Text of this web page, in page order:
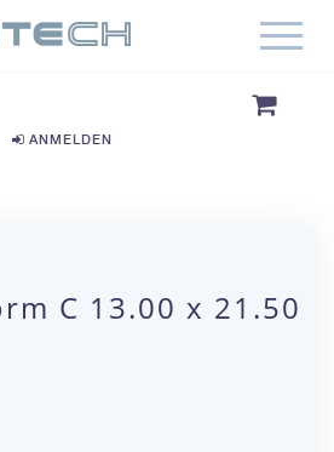
ANMELDEN
C 13.00 x 21.50